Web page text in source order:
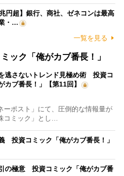
円超】銀行、商社、ゼネコンは最高
・…
一覧を見る
ック「俺がカブ番長！」
を逃さないトレンド見極め術 投資コ
カブ番長！」【第11回】
ポスト」にて、圧倒的な情報量が
コミック」とし…
投資コミック「俺がカブ番長！」
の極意 投資コミック「俺がカブ番